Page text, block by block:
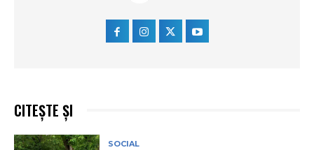
CITEȘTE ȘI
SOCIAL